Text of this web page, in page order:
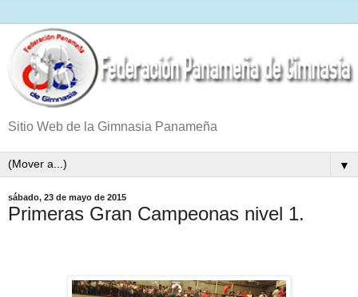
Sitio Web de la Gimnasia Panameña
▼
sábado, 23 de mayo de 2015
Primeras Gran Campeonas nivel 1.